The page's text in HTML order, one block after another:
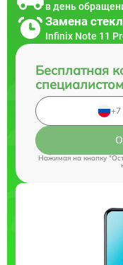
в день
Замена
Infinix Note 11
Бесплатная
специалистом
Нажимая на кнопку